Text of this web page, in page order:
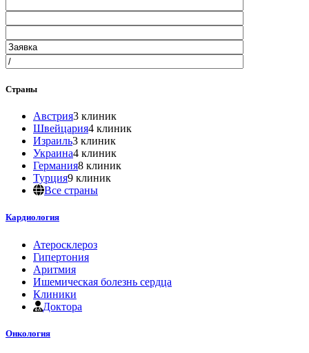
Страны
Австрия3 клиник
Швейцария4 клиник
Израиль3 клиник
Украина4 клиник
Германия8 клиник
Турция9 клиник
Все страны
Кардиология
Атеросклероз
Гипертония
Аритмия
Ишемическая болезнь сердца
Клиники
Доктора
Онкология